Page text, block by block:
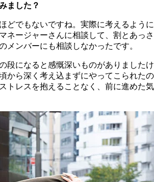
ました？
どでもないですね。実際に考えるように
ネージャーさんに相談して、割とあっさ
メンバーにも相談しなかったです。
段になると感慨深いものがありましたけ
から深く考え込まずにやってこられたの
トレスを抱えることなく、前に進めた気